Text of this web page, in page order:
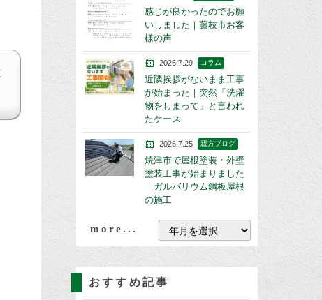
感じが良かったのでお願
いしました｜藤枝市お客
様の声
2026.7.29 コラム
近隣挨拶がないまま工事
が始まった｜突然「洗濯
物をしまって」と言われ
たケース
2026.7.25 親方ブログ
焼津市で屋根塗装・外壁
塗装工事が始まりました
｜ガルバリウム鋼板屋根
の施工
more...
おすすめ記事